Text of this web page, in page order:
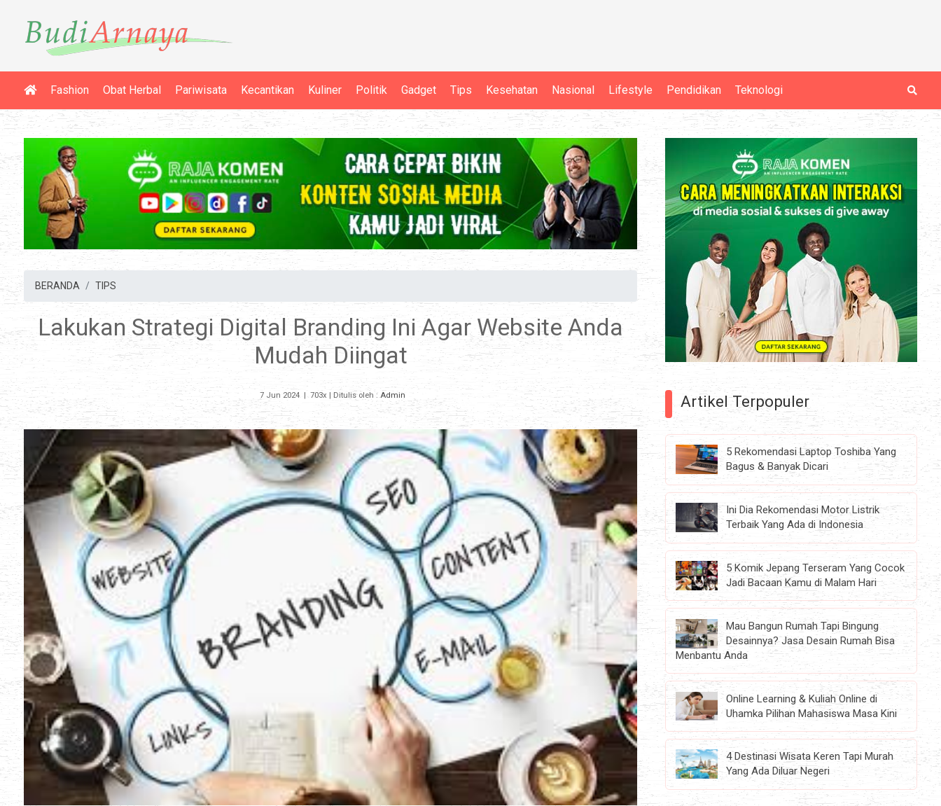
Fashion Obat Herbal Pariwisata Kecantikan Kuliner Politik Gadget Tips Kesehatan Nasional Lifestyle Pendidikan Teknologi
BERANDA TIPS
Lakukan Strategi Digital Branding Ini Agar Website Anda
Mudah Diingat
7 Jun 2024| 703x | Ditulis oleh : Admin Artikel Terpopuler
5 Rekomendasi Laptop Toshiba Yang
Bagus & Banyak Dicari
Ini Dia Rekomendasi Motor Listrik
Terbaik Yang Ada di Indonesia
5 Komik Jepang Terseram Yang Cocok
Jadi Bacaan Kamu di Malam Hari
Mau Bangun Rumah Tapi Bingung
Desainnya? Jasa Desain Rumah Bisa
Menbantu Anda
Online Learning & Kuliah Online di
Uhamka Pilihan Mahasiswa Masa Kini
4 Destinasi Wisata Keren Tapi Murah
Yang Ada Diluar Negeri